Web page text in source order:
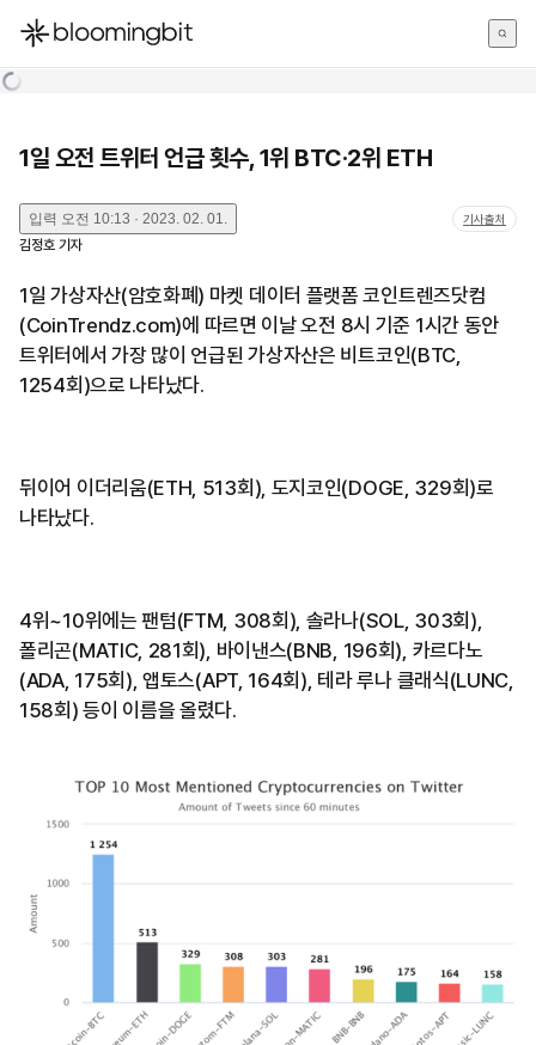
한국어
1일 오전 트위터 언급 횟수, 1위 BTC·2위 ETH
입력 오전 10:13 · 2023. 02. 01. 기사출처
김정호 기자
1일 가상자산(암호화폐) 마켓 데이터 플랫폼 코인트렌즈닷컴
(CoinTrendz.com)에 따르면 이날 오전 8시 기준 1시간 동안
트위터에서 가장 많이 언급된 가상자산은 비트코인(BTC,
1254회)으로 나타났다.
뒤이어 이더리움(ETH, 513회), 도지코인(DOGE, 329회)로
나타났다.
4위~10위에는 팬텀(FTM, 308회), 솔라나(SOL, 303회),
폴리곤(MATIC, 281회), 바이낸스(BNB, 196회), 카르다노
(ADA, 175회), 앱토스(APT, 164회), 테라 루나 클래식(LUNC,
158회) 등이 이름을 올렸다.